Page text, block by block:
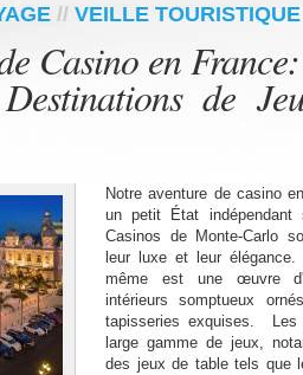
// VEILLE TOURISTIQUE
Casino en
de
Notre aventure de casino
un petit État
Casinos de Monte-Carlo
leur luxe et leur
même est une œuvre
intérieurs somptueux
tapisseries exquises. Les
large gamme de jeux,
des jeux de table tels que